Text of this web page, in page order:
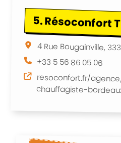
5.Résoconfort
4 Rue Bougainville,
+33 5 56 86 05 06
resoconfort.fr/
chauffagiste-